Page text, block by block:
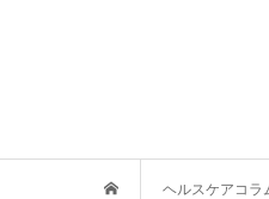
ヘルスケアコラ